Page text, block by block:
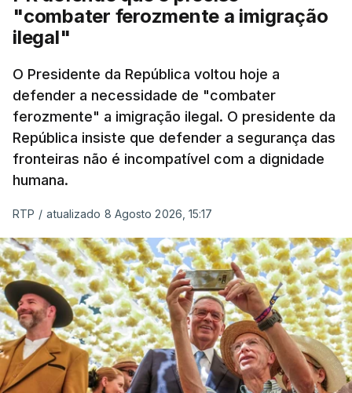
"combater ferozmente a imigração
ilegal"
O Presidente da República voltou hoje a
defender a necessidade de "combater
ferozmente" a imigração ilegal. O presidente da
República insiste que defender a segurança das
fronteiras não é incompatível com a dignidade
humana.
RTP / atualizado 8 Agosto 2026, 15:17